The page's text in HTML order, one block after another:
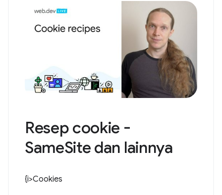
Resep cookie -
SameSite dan lainnya
{i>Cookies